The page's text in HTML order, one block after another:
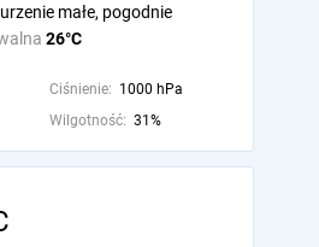
26°C
małe, pogodnie
Ciśnienie: 1000 hPa
Wilgotność: 31%